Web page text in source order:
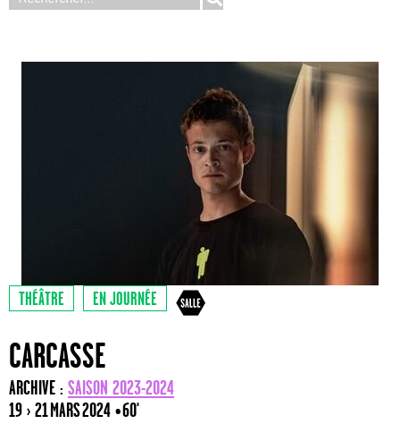
THÉÂTRE EN JOURNÉE
CARCASSE
ARCHIVE : SAISON 2023-2024
19 › 21 MARS 2024 • 60'